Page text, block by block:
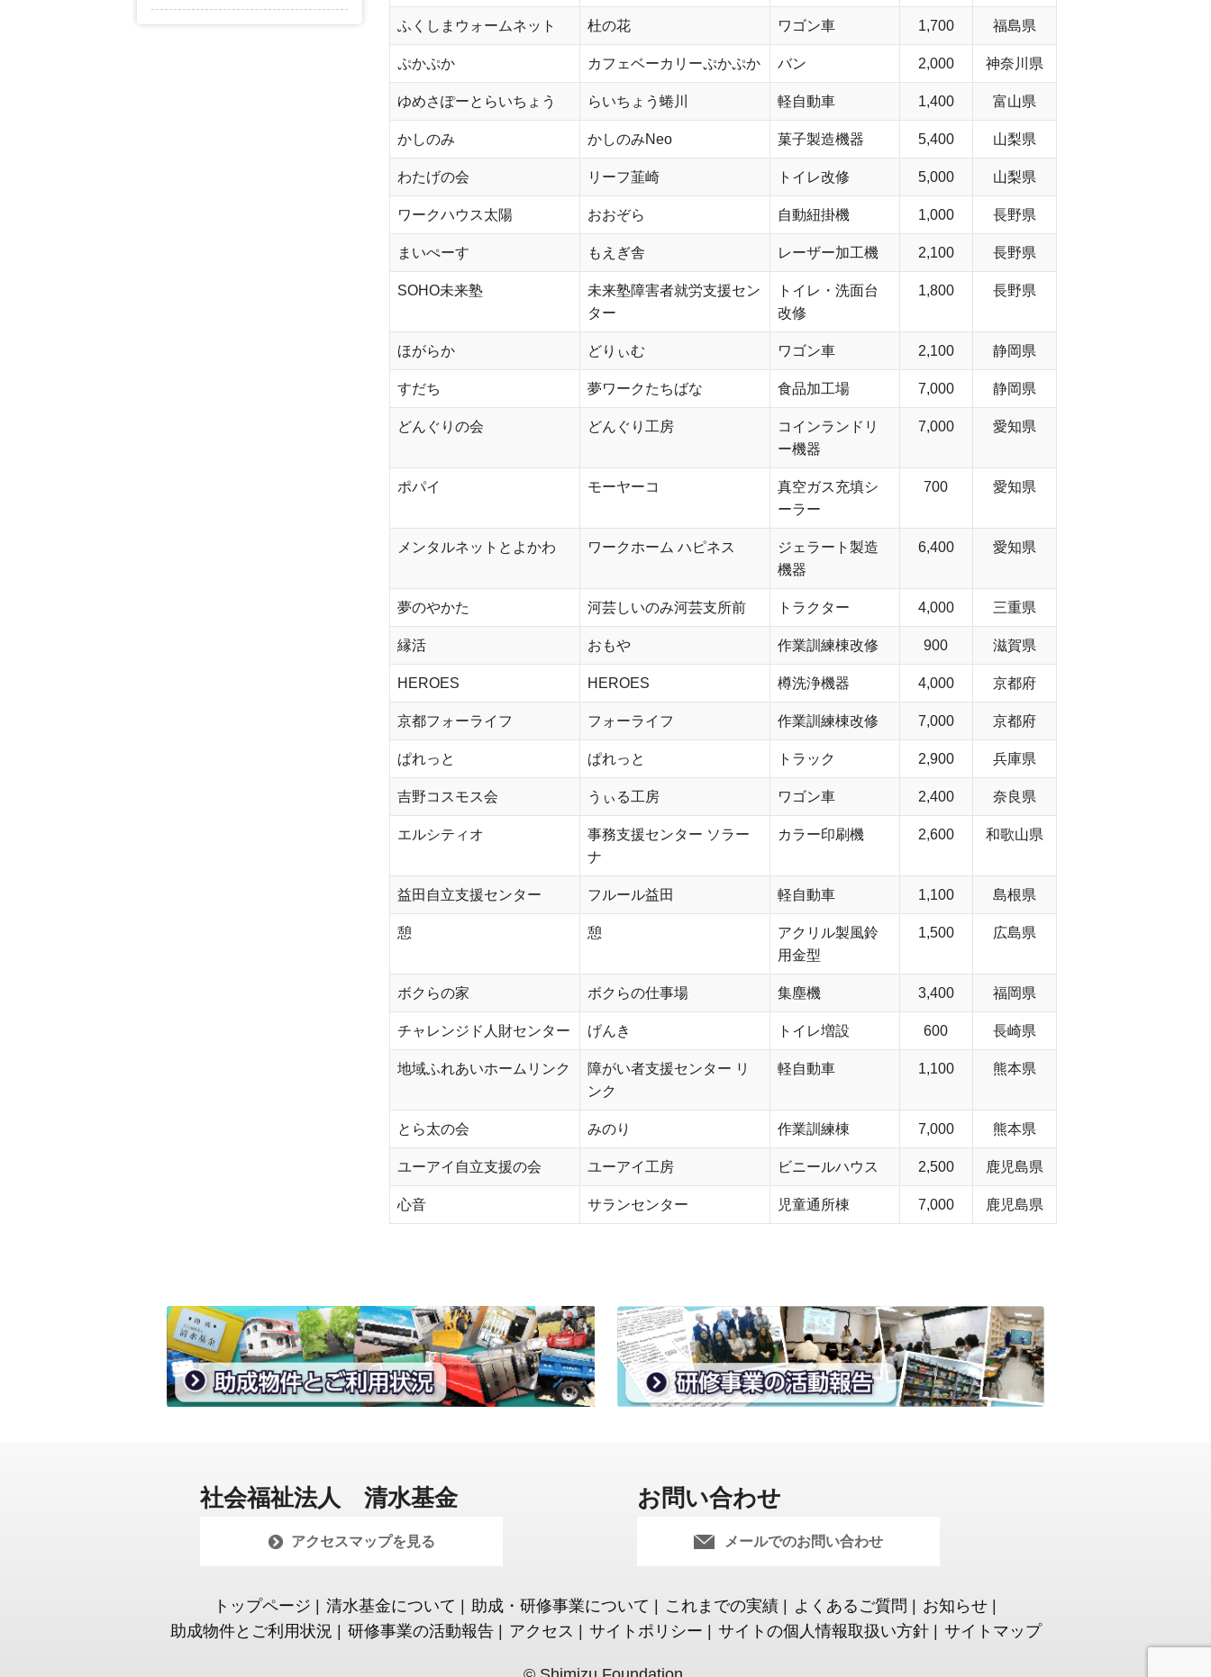
ふくしまウォームネット 杜の花 ワゴン車 1,700 福島県
ぷかぷか カフェベーカリーぷかぷか バン 2,000 神奈川県
ゆめさぽーとらいちょう らいちょう蜷川 軽自動車 1,400 富山県
かしのみ かしのみNeo 菓子製造機器 5,400 山梨県
わたげの会 リーフ韮崎 トイレ改修 5,000 山梨県
ワークハウス太陽 おおぞら 自動紐掛機 1,000 長野県
まいぺーす もえぎ舎 レーザー加工機 2,100 長野県
SOHO未来塾
未来塾障害者就労支援セン
ター
トイレ・洗面台
改修
1,800 長野県
ほがらか どりぃむ ワゴン車 2,100 静岡県
すだち 夢ワークたちばな 食品加工場 7,000 静岡県
どんぐりの会 どんぐり工房
コインランドリ
ー機器
7,000 愛知県
ポパイ モーヤーコ
真空ガス充填シ
ーラー
700 愛知県
メンタルネットとよかわ ワークホーム ハピネス
ジェラート製造
機器
6,400 愛知県
夢のやかた 河芸しいのみ河芸支所前 トラクター 4,000 三重県
縁活 おもや 作業訓練棟改修 900 滋賀県
HEROES HEROES 樽洗浄機器 4,000 京都府
京都フォーライフ フォーライフ 作業訓練棟改修 7,000 京都府
ぱれっと ぱれっと トラック 2,900 兵庫県
吉野コスモス会 うぃる工房 ワゴン車 2,400 奈良県
エルシティオ
事務支援センター ソラー
ナ
カラー印刷機 2,600 和歌山県
益田自立支援センター フルール益田 軽自動車 1,100 島根県
憩 憩
アクリル製風鈴
用金型
1,500 広島県
ボクらの家 ボクらの仕事場 集塵機 3,400 福岡県
チャレンジド人財センター げんき トイレ増設 600 長崎県
地域ふれあいホームリンク
障がい者支援センター リ
ンク
軽自動車 1,100 熊本県
とら太の会 みのり 作業訓練棟 7,000 熊本県
ユーアイ自立支援の会 ユーアイ工房 ビニールハウス 2,500 鹿児島県
心音 サランセンター 児童通所棟 7,000 鹿児島県
社会福祉法人 清水基金
アクセスマップを見る
お問い合わせ
メールでのお問い合わせ
トップページ | 清水基金について | 助成・研修事業について | これまでの実績 | よくあるご質問 | お知らせ |
助成物件とご利用状況 | 研修事業の活動報告 | アクセス | サイトポリシー | サイトの個人情報取扱い方針 | サイトマップ